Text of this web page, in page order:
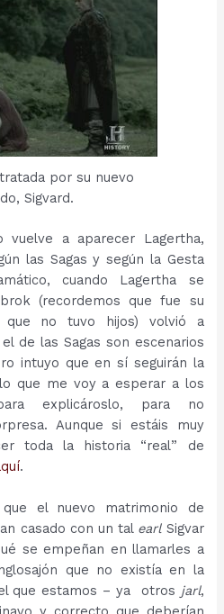
por su nuevo
Sigvard.
a aparecer Lagertha,
las Sagas y según la Gesta
cuando Lagertha se
(recordemos que fue su
que no tuvo hijos) volvió a
de las Sagas son escenarios
intuyo que en sí seguirán la
que me voy a esperar a los
explicároslo, para no
Aunque si estáis muy
toda la historia “real” de
.
el nuevo matrimonio de
casado con un tal earlSigvar
se empeñan en llamarles a
que no existía en la
que estamos – ya otros jarl,